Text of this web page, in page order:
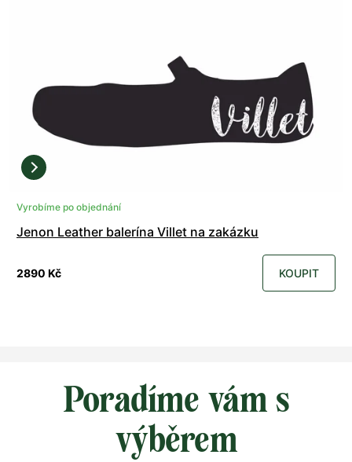
Vyrobíme po objednání
Jenon Leather balerína Villet na zakázku
2890 Kč KOUPIT
Poradíme vám s
výběrem